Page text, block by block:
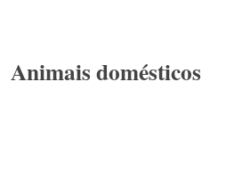
Animais domésticos